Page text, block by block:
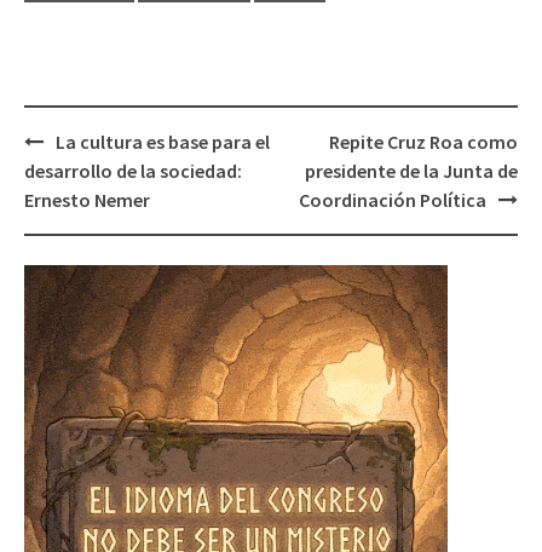
Post
navigation
La cultura es base para el
desarrollo de la sociedad:
Ernesto Nemer
Repite Cruz Roa como
presidente de la Junta de
Coordinación Política